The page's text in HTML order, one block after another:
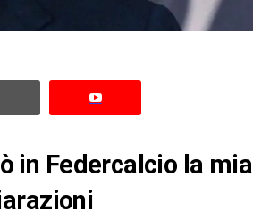
in Federcalcio la mia